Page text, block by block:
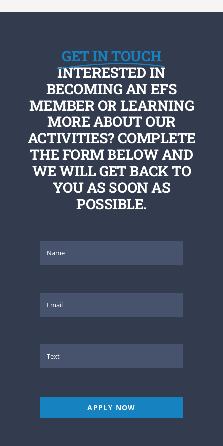
GET IN TOUCH
INTERESTED IN
BECOMING AN EFS
MEMBER OR LEARNING
MORE ABOUT OUR
ACTIVITIES? COMPLETE
THE FORM BELOW AND
WE WILL GET BACK TO
YOU AS SOON AS
POSSIBLE.
APPLY NOW